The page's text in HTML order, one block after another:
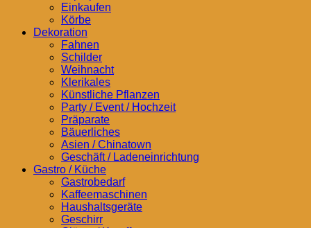
Einkaufen
Körbe
Dekoration
Fahnen
Schilder
Weihnacht
Klerikales
Künstliche Pflanzen
Party / Event / Hochzeit
Präparate
Bäuerliches
Asien / Chinatown
Geschäft / Ladeneinrichtung
Gastro / Küche
Gastrobedarf
Kaffeemaschinen
Haushaltsgeräte
Geschirr